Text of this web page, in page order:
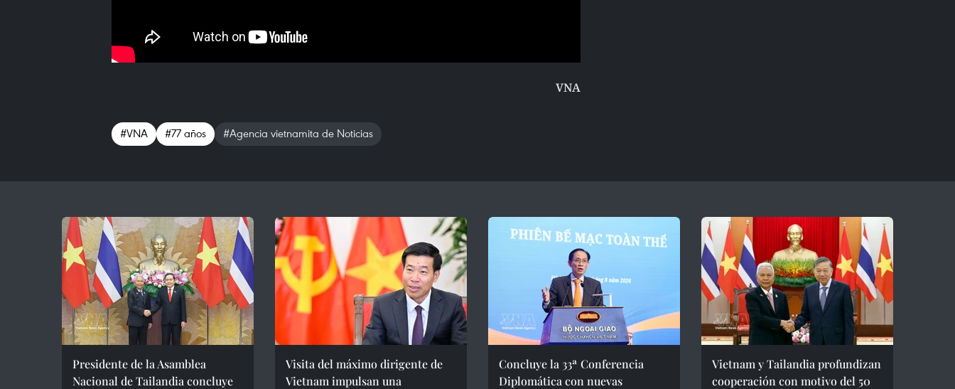
VNA
#VNA #77 años #Agencia vietnamita de Noticias
Presidente de la Asamblea
Nacional de Tailandia concluye
Visita del máximo dirigente de
Vietnam impulsan una
Concluye la 33ª Conferencia
Diplomática con nuevas
Vietnam y Tailandia profundizan
cooperación con motivo del 50